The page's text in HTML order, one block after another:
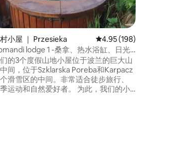
（满分 5 分），共 12 条评价
小屋 ｜ Przesieka 平均评分 4.95 分（满
4.95 (198)
lodge 1 -桑拿、热水浴缸、日光
、大自然
的3个度假山地小屋位于波兰的巨大山
间，位于Szklarska Poreba和Karpacz
滑雪区的中间。非常适合徒步旅行、
运动和自然爱好者。 为此，我们的小